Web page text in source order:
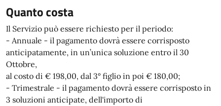
Quanto costa
Il Servizio può essere richiesto per il periodo:
- Annuale - il pagamento dovrà essere corrisposto
anticipatamente, in un’unica soluzione entro il 30
Ottobre,
al costo di € 198,00, dal 3° figlio in poi € 180,00;
- Trimestrale - il pagamento dovrà essere corrisposto in
3 soluzioni anticipate, dell'importo di